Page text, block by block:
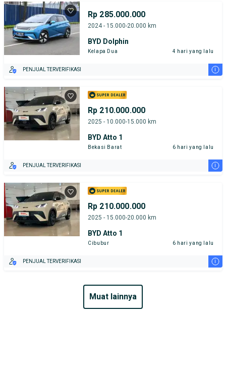
Rp 285.000.000
2024 - 15.000-20.000 km
BYD Dolphin
Kelapa Dua 4 hari yang lalu
PENJUAL TERVERIFIKASI i
Rp 210.000.000
2025 - 10.000-15.000 km
BYD Atto 1
Bekasi Barat 6 hari yang lalu
PENJUAL TERVERIFIKASI i
Rp 210.000.000
2025 - 15.000-20.000 km
BYD Atto 1
Cibubur 6 hari yang lalu
PENJUAL TERVERIFIKASI i
muat lainnya